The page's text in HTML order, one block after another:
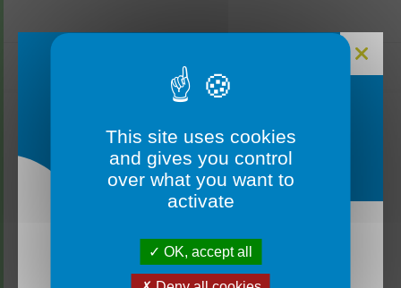
Municipalité
La mairie sera fermée du lundi 3 août au vendredi
14 août inclus. ✅ Un service d’urgence reste
This site uses cookies
and gives you control
over what you want to
activate
OK, accept all